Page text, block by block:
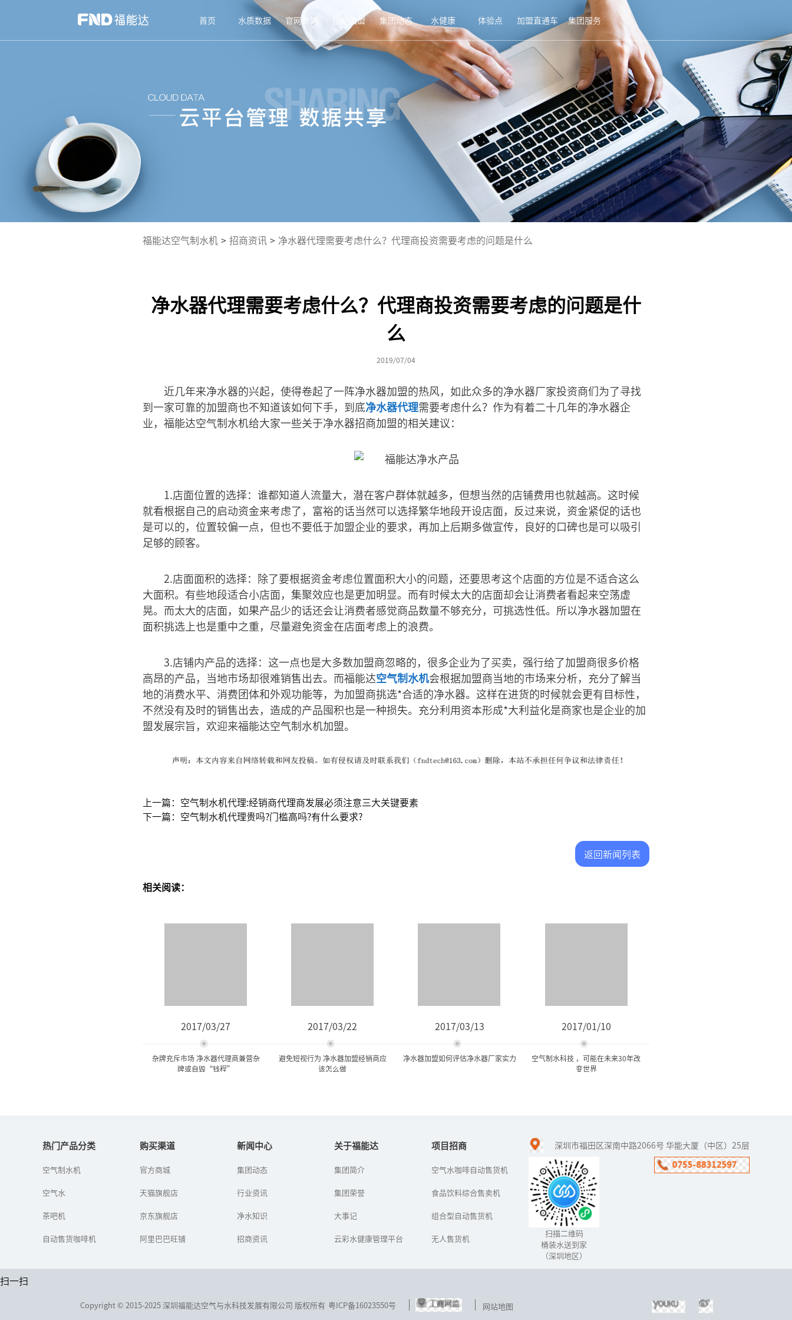
首页 水质数据 官网商城 招商加盟 集团动态 水健康 体验点 加盟直通车 集团服务
福能达空气制水机 > 招商资讯 > 净水器代理需要考虑什么？代理商投资需要考虑的问题是什么
净水器代理需要考虑什么？代理商投资需要考虑的问题是什
么
2019/07/04
近几年来净水器的兴起，使得卷起了一阵净水器加盟的热风，如此众多的净水器厂家投资商们为了寻找
到一家可靠的加盟商也不知道该如何下手，到底净水器代理需要考虑什么？作为有着二十几年的净水器企
业，福能达空气制水机给大家一些关于净水器招商加盟的相关建议：
1.店面位置的选择：谁都知道人流量大，潜在客户群体就越多，但想当然的店铺费用也就越高。这时候
就看根据自己的启动资金来考虑了，富裕的话当然可以选择繁华地段开设店面，反过来说，资金紧促的话也
是可以的，位置较偏一点，但也不要低于加盟企业的要求，再加上后期多做宣传，良好的口碑也是可以吸引
足够的顾客。
2.店面面积的选择：除了要根据资金考虑位置面积大小的问题，还要思考这个店面的方位是不适合这么
大面积。有些地段适合小店面，集聚效应也是更加明显。而有时候太大的店面却会让消费者看起来空荡虚
晃。而太大的店面，如果产品少的话还会让消费者感觉商品数量不够充分，可挑选性低。所以净水器加盟在
面积挑选上也是重中之重，尽量避免资金在店面考虑上的浪费。
3.店铺内产品的选择：这一点也是大多数加盟商忽略的，很多企业为了买卖，强行给了加盟商很多价格
高昂的产品，当地市场却很难销售出去。而福能达空气制水机会根据加盟商当地的市场来分析，充分了解当
地的消费水平、消费团体和外观功能等，为加盟商挑选*合适的净水器。这样在进货的时候就会更有目标性，
不然没有及时的销售出去，造成的产品囤积也是一种损失。充分利用资本形成*大利益化是商家也是企业的加
盟发展宗旨，欢迎来福能达空气制水机加盟。
上一篇：空气制水机代理:经销商代理商发展必须注意三大关键要素
下一篇：空气制水机代理贵吗?门槛高吗?有什么要求?
返回新闻列表
相关阅读：
2017/03/27
杂牌充斥市场 净水器代理商兼营杂
牌或自毁“钱程”
随着净水器行业进入品牌
器产品处于鱼龙混杂的局
商更不在少数。杂牌产品
2017/03/22
避免短视行为 净水器加盟经销商应
该怎么做
水污染日益严峻、企业热
意识提升将持续为净水行
是从当前净水市场容量来
2017/03/13
净水器加盟如何评估净水器厂家实力
很多被丰厚的净水利润以
的吸引投资者在选择净水
困境，那么怎么评估净水
2017/01/10
空气制水科技 ，可能在未来30年改
变世界
空气制水是为了解决水资
源短缺而生的有效技术。
空气制水顾名思义就是从
空气中取水。空气制水一
经推出，大多数人都对空
气制水这种...
热门产品分类
空气制水机
空气水
茶吧机
自动售货咖啡机
购买渠道
官方商城
天猫旗舰店
京东旗舰店
阿里巴巴旺铺
新闻中心
集团动态
行业资讯
净水知识
招商资讯
关于福能达
集团简介
集团荣誉
大事记
云彩水健康管理平台
项目招商
空气水咖啡自动售货机
食品饮料综合售卖机
组合型自动售货机
无人售货机
深圳市福田区深南中路2066号 华能大厦（中区）25层
扫描二维码
桶装水送到家
（深圳地区）
扫一扫
Copyright © 2015-2025 深圳福能达空气与水科技发展有限公司 版权所有 粤ICP备16023550号 网站地图